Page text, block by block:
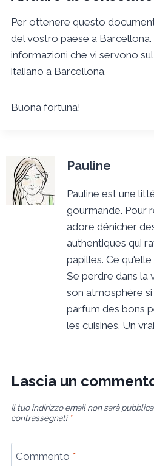
Per ottenere questo
del vostro paese a
informazioni che vi servono
italiano a Barcellona.
Buona fortuna!
Pauline
Pauline est une
gourmande. Pour
adore dénicher
authentiques qui
papilles. Ce
Se perdre dans la
son atmosphère
parfum des bons
les cuisines. Un
Lascia un
Il tuo indirizzo email non sarà
contrassegnati *
Commento *